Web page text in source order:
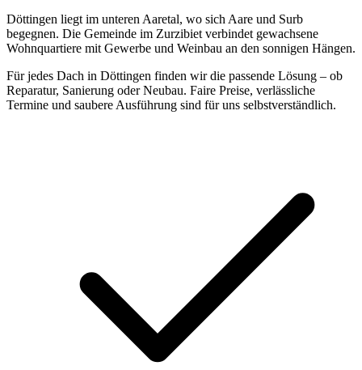
Döttingen liegt im unteren Aaretal, wo sich Aare und Surb
begegnen. Die Gemeinde im Zurzibiet verbindet gewachsene
Wohnquartiere mit Gewerbe und Weinbau an den sonnigen Hängen.
Für jedes Dach in Döttingen finden wir die passende Lösung – ob
Reparatur, Sanierung oder Neubau. Faire Preise, verlässliche
Termine und saubere Ausführung sind für uns selbstverständlich.